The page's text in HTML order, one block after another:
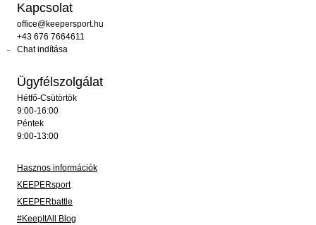
Kapcsolat
office@keepersport.hu
+43 676 7664611
Chat indítása
Ügyfélszolgálat
Hétfő-Csütörtök
9:00-16:00
Péntek
9:00-13:00
Hasznos információk
KEEPERsport
KEEPERbattle
#KeepItAll Blog